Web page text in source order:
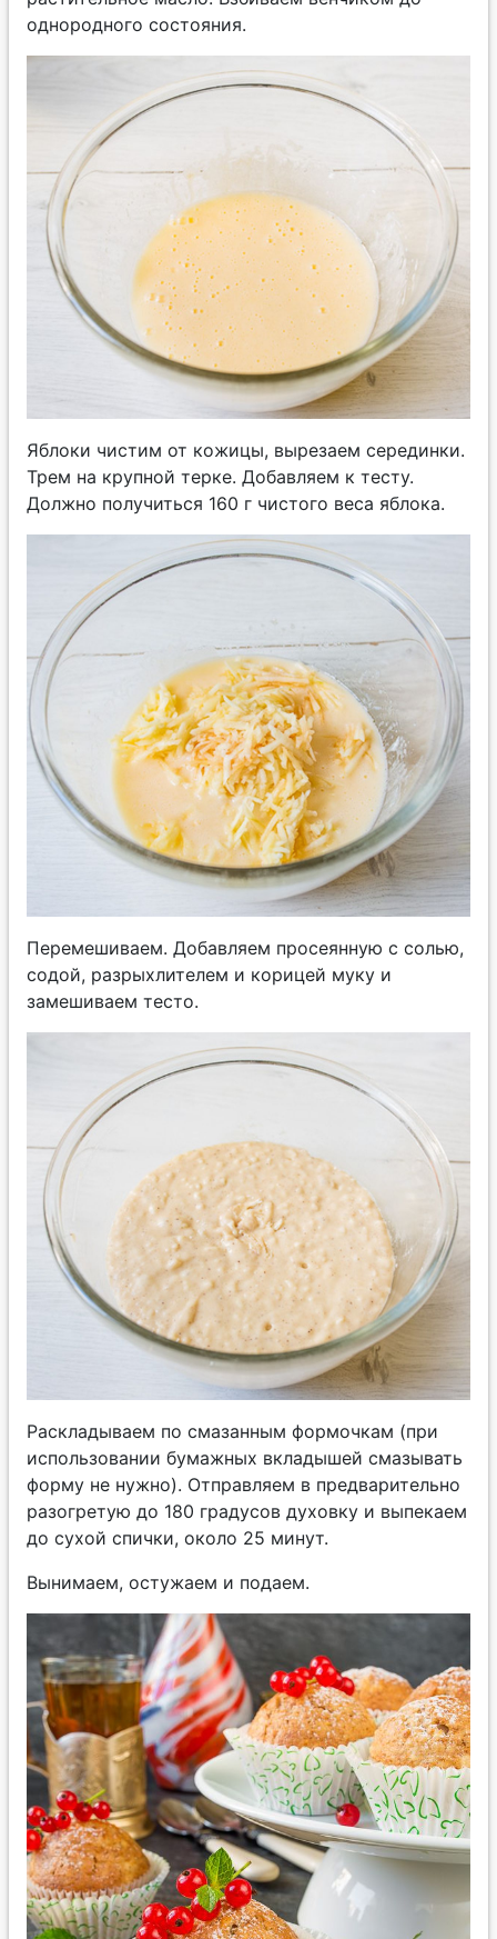
однородного состояния.
Яблоки чистим от кожицы, вырезаем серединки.
Трем на крупной терке. Добавляем к тесту.
Должно получиться 160 г чистого веса яблока.
Перемешиваем. Добавляем просеянную с солью,
содой, разрыхлителем и корицей муку и
замешиваем тесто.
Раскладываем по смазанным формочкам (при
использовании бумажных вкладышей смазывать
форму не нужно). Отправляем в предварительно
разогретую до 180 градусов духовку и выпекаем
до сухой спички, около 25 минут.
Вынимаем, остужаем и подаем.